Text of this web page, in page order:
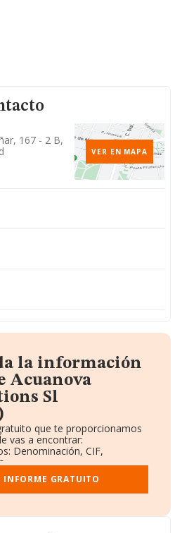
167 - 2 B,
VER EN MAPA
la información
Acuanova
Sl
que te proporcionamos
vas a encontrar:
Denominación, CIF,
(BORME).
Ventas y Empleados.
y Administradores.
INFORME GRATUITO